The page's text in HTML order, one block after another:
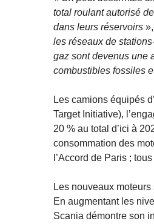
total roulant autorisé
dans leurs réservoirs
les réseaux de
gaz sont devenus une
combustibles fossiles
Les camions équipés
Target Initiative),
20 % au total d’ici à
consommation des
l’Accord de Paris ;
Les nouveaux
En augmentant les
Scania démontre son